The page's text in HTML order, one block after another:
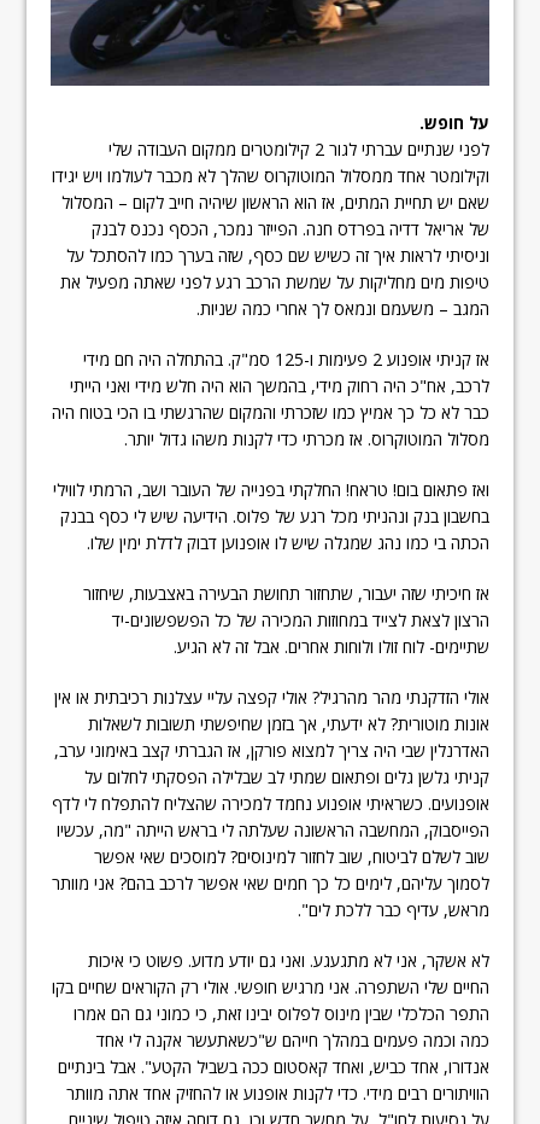
על חופש.
לפני שנתיים עברתי לגור 2 קילומטרים ממקום העבודה שלי
וקילומטר אחד ממסלול המוטוקרוס שהלך לא מכבר לעולמו ויש יגידו
שאם יש תחיית המתים, אז הוא הראשון שיהיה חייב לקום – המסלול
של אריאל דדיה בפרדס חנה. הפייזר נמכר, הכסף נכנס לבנק
וניסיתי לראות איך זה כשיש שם כסף, שזה בערך כמו להסתכל על
טיפות מים מחליקות על שמשת הרכב רגע לפני שאתה מפעיל את
המגב – משעמם ונמאס לך אחרי כמה שניות.
אז קניתי אופנוע 2 פעימות ו-125 סמ"ק. בהתחלה היה חם מידי
לרכב, אח"כ היה רחוק מידי, בהמשך הוא היה חלש מידי ואני הייתי
כבר לא כל כך אמיץ כמו שזכרתי והמקום שהרגשתי בו הכי בטוח היה
מסלול המוטוקרוס. אז מכרתי כדי לקנות משהו גדול יותר.
ואז פתאום בום! טראח! החלקתי בפנייה של העובר ושב, הרמתי לווילי
בחשבון בנק ונהניתי מכל רגע של פלוס. הידיעה שיש לי כסף בבנק
הכתה בי כמו נהג שמגלה שיש לו אופנוען דבוק לדלת ימין שלו.
אז חיכיתי שזה יעבור, שתחזור תחושת הבעירה באצבעות, שיחזור
הרצון לצאת לצייד במחוזות המכירה של כל הפשפשונים-יד
שתיימים- לוח זולו ולוחות אחרים. אבל זה לא הגיע.
אולי הזדקנתי מהר מהרגיל? אולי קפצה עליי עצלנות רכיבתית או אין
אונות מוטורית? לא ידעתי, אך בזמן שחיפשתי תשובות לשאלות
האדרנלין שבי היה צריך למצוא פורקן, אז הגברתי קצב באימוני ערב,
קניתי גלשן גלים ופתאום שמתי לב שבלילה הפסקתי לחלום על
אופנועים. כשראיתי אופנוע נחמד למכירה שהצליח להתפלח לי לדף
הפייסבוק, המחשבה הראשונה שעלתה לי בראש הייתה "מה, עכשיו
שוב לשלם לביטוח, שוב לחזור למינוסים? למוסכים שאי אפשר
לסמוך עליהם, לימים כל כך חמים שאי אפשר לרכב בהם? אני מוותר
מראש, עדיף כבר ללכת לים".
לא אשקר, אני לא מתגעגע. ואני גם יודע מדוע. פשוט כי איכות
החיים שלי השתפרה. אני מרגיש חופשי. אולי רק הקוראים שחיים בקו
התפר הכלכלי שבין מינוס לפלוס יבינו זאת, כי כמוני גם הם אמרו
כמה וכמה פעמים במהלך חייהם ש"כשאתעשר אקנה לי אחד
אנדורו, אחד כביש, ואחד קאסטום ככה בשביל הקטע". אבל בינתיים
הוויתורים רבים מידי. כדי לקנות אופנוע או להחזיק אחד אתה מוותר